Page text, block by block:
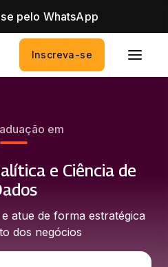
pelo WhatsApp
Inscreva-se
em
e Ciência de
atue de forma estratégica
dos negócios